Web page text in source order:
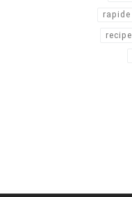
rapide
recipe​